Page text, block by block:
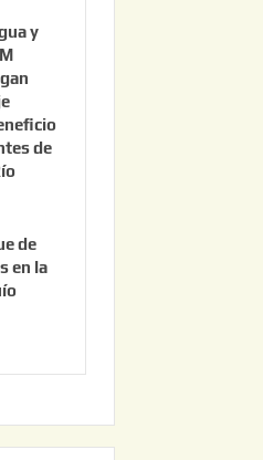
y
de
de
en la